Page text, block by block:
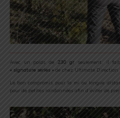
Avec un poids de230 gr seulement, il
« signature series »de chez Ultimate Direction.
Le bon compromis pour la mi ou longue
pour de petites randonnées afin d’éviter de